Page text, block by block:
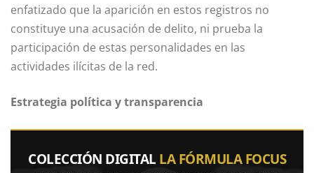
enfatizado que la aparición en estos registros no
constituye una acusación de delito, ni prueba la
participación de estas personalidades en las
actividades ilícitas de la red.
Estrategia política y transparencia
COLECCIÓN DIGITAL LA FÓRMULA FOCUS